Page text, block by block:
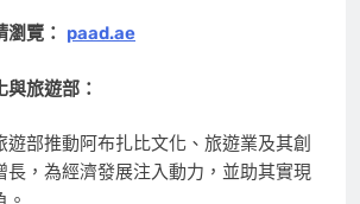
覽： paad.ae
與旅遊部：
遊部推動阿布扎比文化、旅遊業及其創
長，為經濟發展注入動力，並助其實現